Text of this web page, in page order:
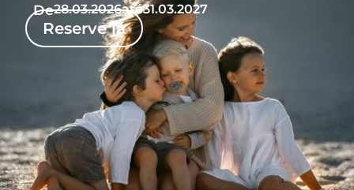
Reserve já
De28.03.2026até31.03.2027